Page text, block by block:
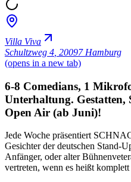
Villa Viva
Schultzweg 4 20097 Hamburg
(opens in a new tab)
6-8 Comedians, 1
Unterhaltung.
Open Air (ab Juni)!
Jede Woche präsentiert
Gesichter der deutschen Stand-
Anfänger, oder alter
vertreten, wenn es heißt komplett